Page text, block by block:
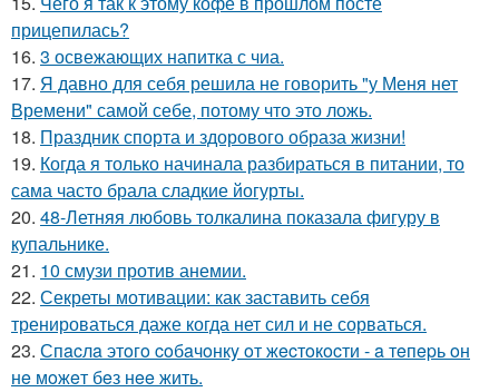
прицепилась?
16. 3 освежающих напитка с чиа.
17. Я давно для себя решила не говорить "у Меня нет
Времени" самой себе, потому что это ложь.
18. Праздник спорта и здорового образа жизни!
19. Когда я только начинала разбираться в питании, то
сама часто брала сладкие йогурты.
20. 48-Летняя любовь толкалина показала фигуру в
купальнике.
21. 10 смузи против анемии.
22. Секреты мотивации: как заставить себя
тренироваться даже когда нет сил и не сорваться.
23. Спacлa этoгo coбaчoнкy oт жecтoкocти - a тeпepь oн
нe мoжeт бeз нee жить.